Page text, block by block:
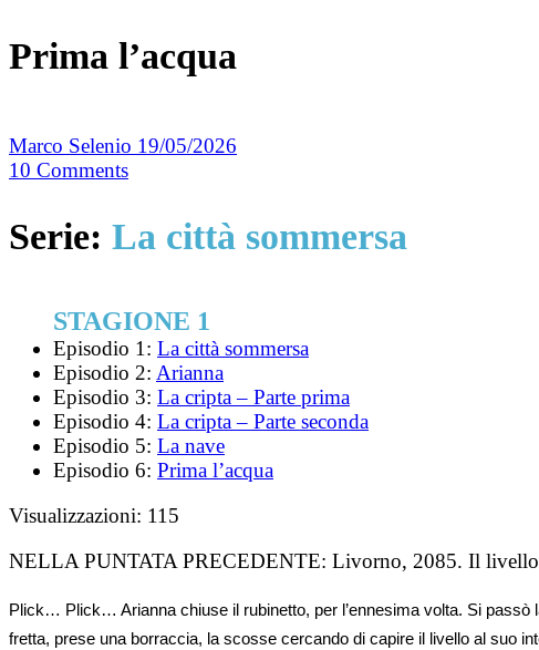
Prima l’acqua
Marco Selenio 19/05/2026
10 Comments
Serie: La città sommersa
STAGIONE 1
Episodio 1: La città sommersa
Episodio 2: Arianna
Episodio 3: La cripta – Parte prima
Episodio 4: La cripta – Parte seconda
Episodio 5: La nave
Episodio 6: Prima l’acqua
Visualizzazioni: 115
NELLA PUNTATA PRECEDENTE: Livorno, 2085. Il livello
Plick… Plick… Arianna chiuse il rubinetto, per l’ennesima volta. Si passò
fretta, prese una borraccia, la scosse cercando di capire il livello al suo